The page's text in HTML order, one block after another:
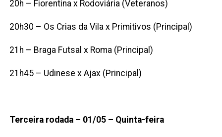
20h – Fiorentina x Rodoviária (Veteranos)
20h30 – Os Crias da Vila x Primitivos (Principal)
21h – Braga Futsal x Roma (Principal)
21h45 – Udinese x Ajax (Principal)
Terceira rodada – 01/05 – Quinta-feira